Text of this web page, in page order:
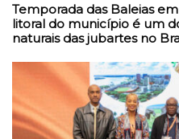
Temporada das Baleias
litoral do município é um
naturais das jubartes no